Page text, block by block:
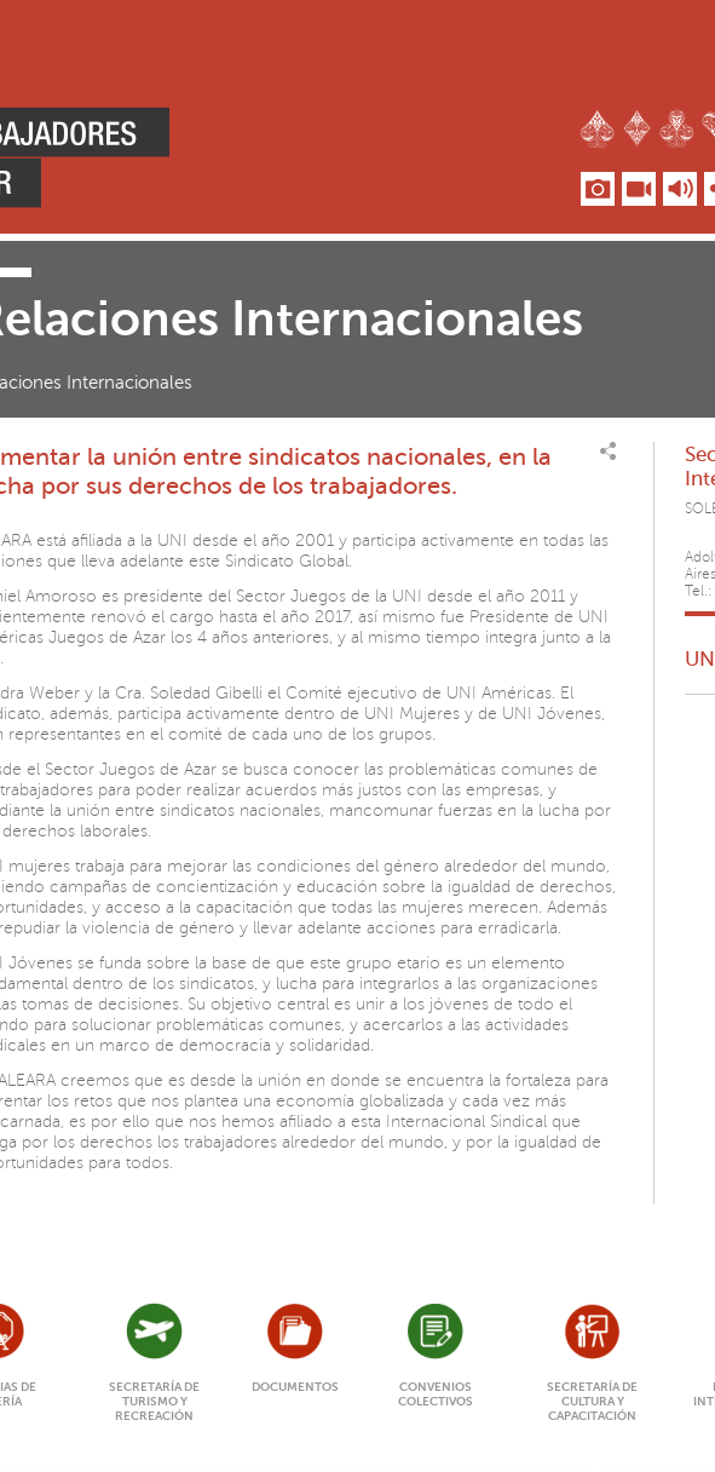
Internacionales
Internacionales
la unión entre sindicatos nacionales, en la
por sus derechos de los trabajadores.
está afiliada a la UNI desde el año 2001 y participa activamente en todas las
que lleva adelante este Sindicato Global.
Amoroso es presidente del Sector Juegos de la UNI desde el año 2011 y
renovó el cargo hasta el año 2017, así mismo fue Presidente de UNI
Juegos de Azar los 4 años anteriores, y al mismo tiempo integra junto a la
Weber y la Cra. Soledad Gibelli el Comité ejecutivo de UNI Américas. El
además, participa activamente dentro de UNI Mujeres y de UNI Jóvenes,
representantes en el comité de cada uno de los grupos.
el Sector Juegos de Azar se busca conocer las problemáticas comunes de
para poder realizar acuerdos más justos con las empresas, y
la unión entre sindicatos nacionales, mancomunar fuerzas en la lucha por
derechos laborales.
mujeres trabaja para mejorar las condiciones del género alrededor del mundo,
campañas de concientización y educación sobre la igualdad de derechos,
y acceso a la capacitación que todas las mujeres merecen. Además
la violencia de género y llevar adelante acciones para erradicarla.
Jóvenes se funda sobre la base de que este grupo etario es un elemento
dentro de los sindicatos, y lucha para integrarlos a las organizaciones
tomas de decisiones. Su objetivo central es unir a los jóvenes de todo el
para solucionar problemáticas comunes, y acercarlos a las actividades
en un marco de democracia y solidaridad.
creemos que es desde la unión en donde se encuentra la fortaleza para
los retos que nos plantea una economía globalizada y cada vez más
es por ello que nos hemos afiliado a esta Internacional Sindical que
por los derechos los trabajadores alrededor del mundo, y por la igualdad de
para todos.
DE
SECRETARÍA DE
TURISMO Y
RECREACIÓN
DOCUMENTOS
CONVENIOS
COLECTIVOS
SECRETARÍA DE
CULTURA Y
CAPACITACIÓN